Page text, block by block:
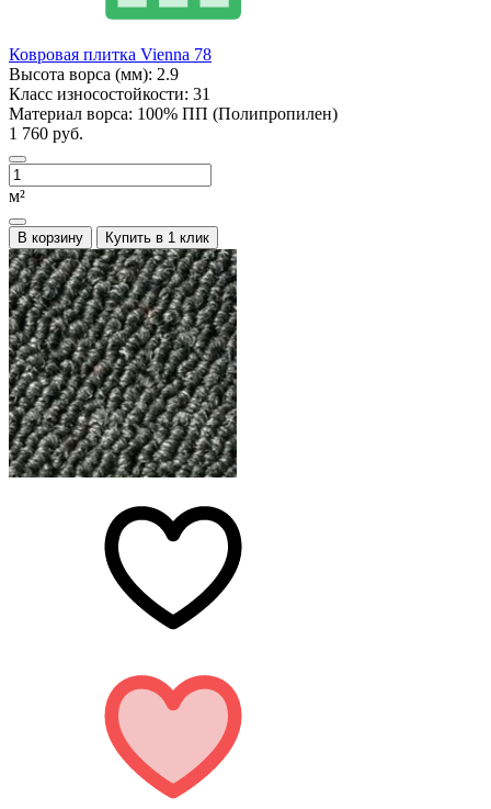
Ковровая плитка Vienna 78
Высота ворса (мм): 2.9
Класс износостойкости: 31
Материал ворса: 100% ПП (Полипропилен)
1 760 руб.
м²
В корзину Купить в 1 клик